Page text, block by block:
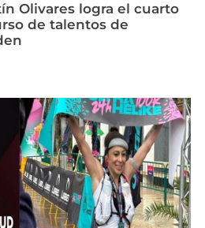
Olivares logra el cuarto
de talentos de